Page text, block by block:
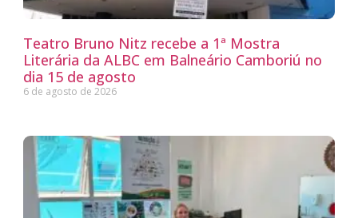
Teatro Bruno Nitz recebe a 1ª Mostra
Literária da ALBC em Balneário Camboriú no
dia 15 de agosto
6 de agosto de 2026